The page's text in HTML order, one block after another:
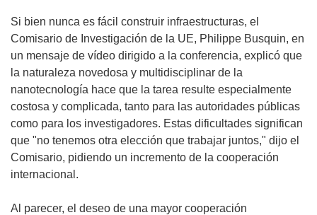
Si bien nunca es fácil construir infraestructuras, el
Comisario de Investigación de la UE, Philippe Busquin, en
un mensaje de vídeo dirigido a la conferencia, explicó que
la naturaleza novedosa y multidisciplinar de la
nanotecnología hace que la tarea resulte especialmente
costosa y complicada, tanto para las autoridades públicas
como para los investigadores. Estas dificultades significan
que "no tenemos otra elección que trabajar juntos," dijo el
Comisario, pidiendo un incremento de la cooperación
internacional.
Al parecer, el deseo de una mayor cooperación